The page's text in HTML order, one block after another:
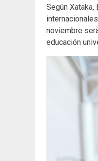
Según
noviembre
educación